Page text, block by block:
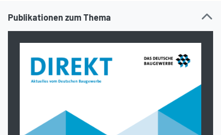
Publikationen zum Thema